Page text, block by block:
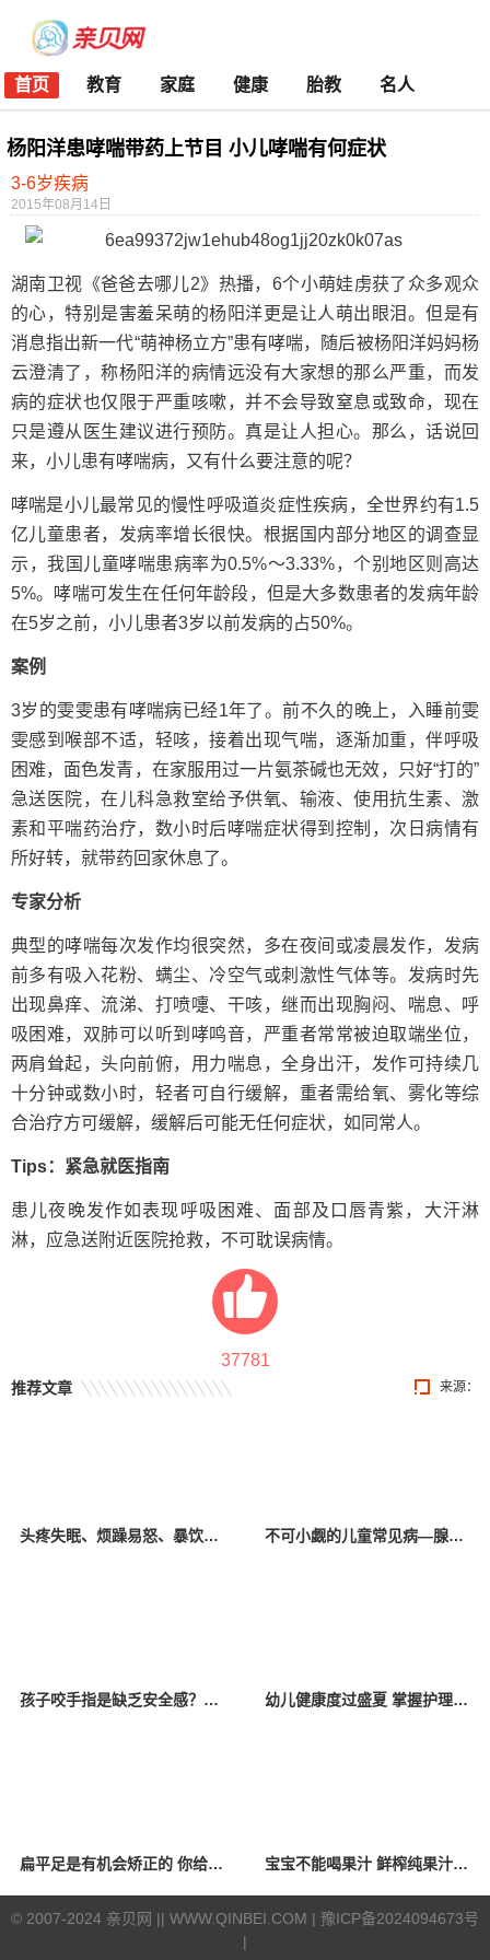
首页 教育 家庭 健康 胎教 名人
杨阳洋患哮喘带药上节目 小儿哮喘有何症状
3-6岁疾病
2015年08月14日
湖南卫视《爸爸去哪儿2》热播，6个小萌娃虏获了众多观众
的心，特别是害羞呆萌的杨阳洋更是让人萌出眼泪。但是有
消息指出新一代“萌神杨立方”患有哮喘，随后被杨阳洋妈妈杨
云澄清了，称杨阳洋的病情远没有大家想的那么严重，而发
病的症状也仅限于严重咳嗽，并不会导致窒息或致命，现在
只是遵从医生建议进行预防。真是让人担心。那么，话说回
来，小儿患有哮喘病，又有什么要注意的呢？
哮喘是小儿最常见的慢性呼吸道炎症性疾病，全世界约有1.5
亿儿童患者，发病率增长很快。根据国内部分地区的调查显
示，我国儿童哮喘患病率为0.5%～3.33%，个别地区则高达
5%。哮喘可发生在任何年龄段，但是大多数患者的发病年龄
在5岁之前，小儿患者3岁以前发病的占50%。
案例
3岁的雯雯患有哮喘病已经1年了。前不久的晚上，入睡前雯
雯感到喉部不适，轻咳，接着出现气喘，逐渐加重，伴呼吸
困难，面色发青，在家服用过一片氨茶碱也无效，只好“打的”
急送医院，在儿科急救室给予供氧、输液、使用抗生素、激
素和平喘药治疗，数小时后哮喘症状得到控制，次日病情有
所好转，就带药回家休息了。
专家分析
典型的哮喘每次发作均很突然，多在夜间或凌晨发作，发病
前多有吸入花粉、螨尘、冷空气或刺激性气体等。发病时先
出现鼻痒、流涕、打喷嚏、干咳，继而出现胸闷、喘息、呼
吸困难，双肺可以听到哮鸣音，严重者常常被迫取端坐位，
两肩耸起，头向前俯，用力喘息，全身出汗，发作可持续几
十分钟或数小时，轻者可自行缓解，重者需给氧、雾化等综
合治疗方可缓解，缓解后可能无任何症状，如同常人。
Tips：紧急就医指南
患儿夜晚发作如表现呼吸困难、面部及口唇青紫，大汗淋
淋，应急送附近医院抢救，不可耽误病情。
37781
来源：
推荐文章
头疼失眠、烦躁易怒、暴饮暴食、拖延厌学……孩子这些异常向父母传递了哪些“信号”？ 不可小觑的儿童常见病—腺样体肥大
孩子咬手指是缺乏安全感？亲贝网小编为你解惑 幼儿健康度过盛夏 掌握护理小知识少生病
扁平足是有机会矫正的 你给孩子买对鞋了吗 宝宝不能喝果汁 鲜榨纯果汁也不行？
© 2007-2024 亲贝网 || WWW.QINBEI.COM | 豫ICP备2024094673号
|